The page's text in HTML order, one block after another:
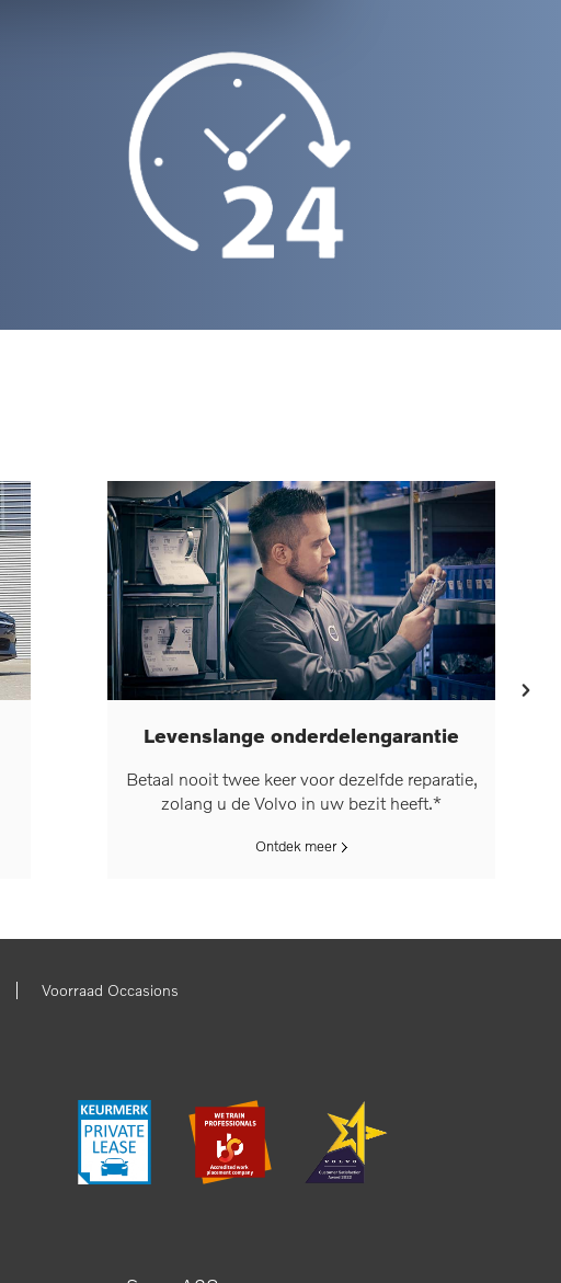
Levenslange onderdelengarantie
Betaal nooit twee keer voor dezelfde reparatie,
zolang u de Volvo in uw bezit heeft.*
Ontdek meer
| Voorraad Occasions